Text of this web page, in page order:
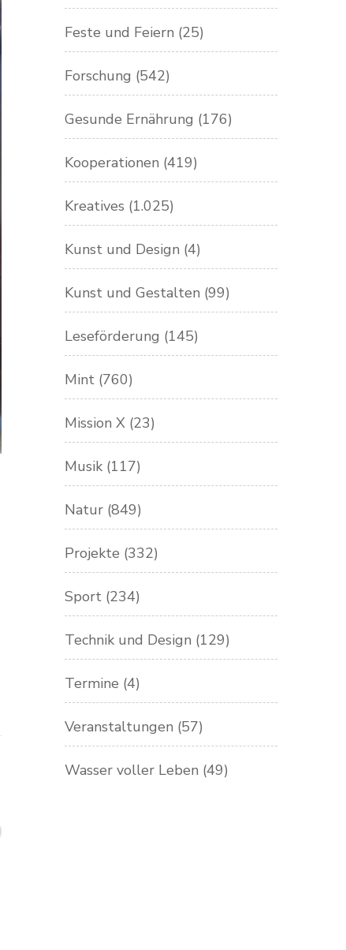
Feste und Feiern (25)
Forschung (542)
Gesunde Ernährung (176)
Kooperationen (419)
Kreatives (1.025)
Kunst und Design (4)
Kunst und Gestalten (99)
Leseförderung (145)
Mint (760)
Mission X (23)
Musik (117)
Natur (849)
Projekte (332)
Sport (234)
Technik und Design (129)
Termine (4)
Veranstaltungen (57)
Wasser voller Leben (49)